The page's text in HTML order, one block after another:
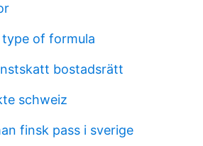
of formula
bostadsrätt
schweiz
finsk pass i sverige